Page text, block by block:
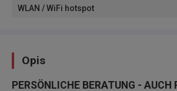
WLAN / WiFi hotspot
Opis
PERSÖNLICHE BERATUNG - AUCH